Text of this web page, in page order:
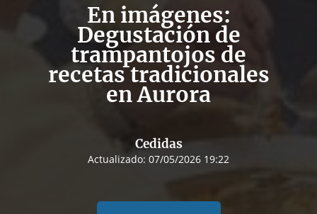
En imágenes:
Degustación de
trampantojos de
recetas tradicionales
en Aurora
Cedidas
Actualizado: 07/05/2026 19:22